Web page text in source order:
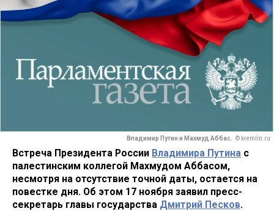
Владимир Путин и Махмуд Аббас. © kremlin.ru
Встреча Президента России Владимира Путина с
палестинским коллегой Махмудом Аббасом,
несмотря на отсутствие точной даты, остается на
повестке дня. Об этом 17 ноября заявил пресс-
секретарь главы государства Дмитрий Песков.